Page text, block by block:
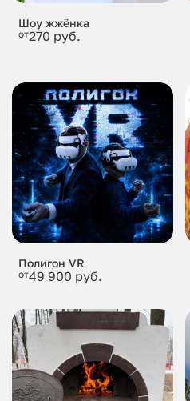
Шоу жжёнка
от270 руб.
Полигон VR
от49 900 руб.